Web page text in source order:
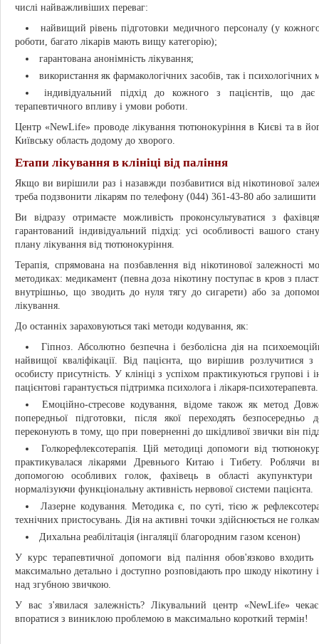
числі найважливіших переваг:
найвищий рівень підготовки медичного персоналу (у
роботи, багато лікарів мають вищу категорію);
гарантована анонімність лікування;
використання як фармакологічних засобів, так і психологічних
індивідуальний підхід до кожного з пацієнтів, що дає
терапевтичного впливу і умови роботи.
Центр «NewLife» проводе лікування тютюнокуріння в Києві та в
Київську область додому до хворого.
Етапи лікування в клініці від паління
Якщо ви вирішили раз і назавжди позбавитися від нікотинової
треба подзвонити лікарям по телефону (044) 361-43-80 або залишити
Ви відразу отримаєте можливість проконсультуватися з
гарантований індивідуальний підхід: усі особливості вашого
плану лікування від тютюнокуріння.
Терапія, спрямована на позбавлення від нікотинової залежності
методиках: медикамент (певна доза нікотину поступає в кров з
внутрішньо, що зводить до нуля тягу до сигарети) або за
лікування.
До останніх зараховуються такі методи кодування, як:
Гіпноз. Абсолютно безпечна і безболісна дія на
найвищої кваліфікації. Від пацієнта, що вирішив розлучитися
особисту присутність. У клініці з успіхом практикуються групові і
пацієнтові гарантується підтримка психолога і лікаря-психотерапевта.
Емоційно-стресове кодування, відоме також як метод
попередньої підготовки, після якої переходять
переконують в тому, що при поверненні до шкідливої звички він
Голкорефлексотерапія. Цій методиці допомоги від
практикувалася лікарями Древнього Китаю і Тибету. Роблячи
допомогою особливих голок, фахівець в області
нормалізуючи функціональну активність нервової системи пацієнта.
Лазерне кодування. Методика є, по суті, тією ж
технічних пристосувань. Дія на активні точки здійснюється не
Дихальна реабілітація (інгаляції благородним газом ксенон)
У курс терапевтичної допомоги від паління обов'язково
максимально детально і доступно розповідають про шкоду нікотину
над згубною звичкою.
У вас з'явилася залежність? Лікувальний центр «NewLife»
впоратися з виниклою проблемою в максимально короткий термін!